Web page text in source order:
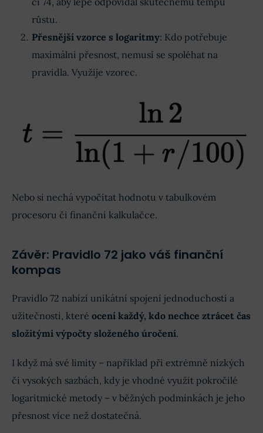
růstu.
Přesnější vzorce s logaritmy: Kdo potřebuje
maximální přesnost, nemusí se spoléhat na
pravidla. Využije vzorec.
Nebo si nechá vypočítat hodnotu v tabulkovém
procesoru či finanční kalkulačce.
Závěr: Pravidlo 72 jako váš finanční
kompas
Pravidlo 72 nabízí unikátní spojení jednoduchosti a
užitečnosti, které ocení každý, kdo nechce ztrácet čas
složitými výpočty složeného úročení.
I když má své limity – například při extrémně nízkých
či vysokých sazbách, kdy je vhodné využít pokročilé
logaritmické metody – v běžných podmínkách je jeho
přesnost více než dostatečná.